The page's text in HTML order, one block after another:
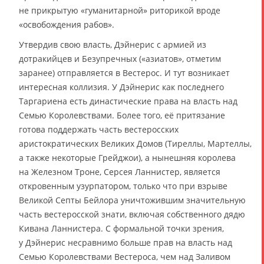
не прикрытую «гуманитарной» риторикой вроде
«освобождения рабов».
Утвердив свою власть, Дэйнерис с армией из
дотракийцев и Безупречных («азиатов», отметим
заранее) отправляется в Вестерос. И тут возникает
интересная коллизия. У Дэйнерис как последнего
Таргариена есть династические права на власть над
Семью Королевствами. Более того, её притязание
готова поддержать часть вестеросских
аристократических Великих Домов (Тиреллы, Мартеллы,
а также некоторые Грейджои), а нынешняя королева
на Железном Троне, Серсея Ланнистер, является
откровенным узурпатором, только что при взрыве
Великой Септы Бейлора уничтожившим значительную
часть вестеросской знати, включая собственного дядю
Кивана Ланнистера. С формальной точки зрения,
у Дэйнерис несравнимо больше прав на власть над
Семью Королевствами Вестероса, чем над Заливом